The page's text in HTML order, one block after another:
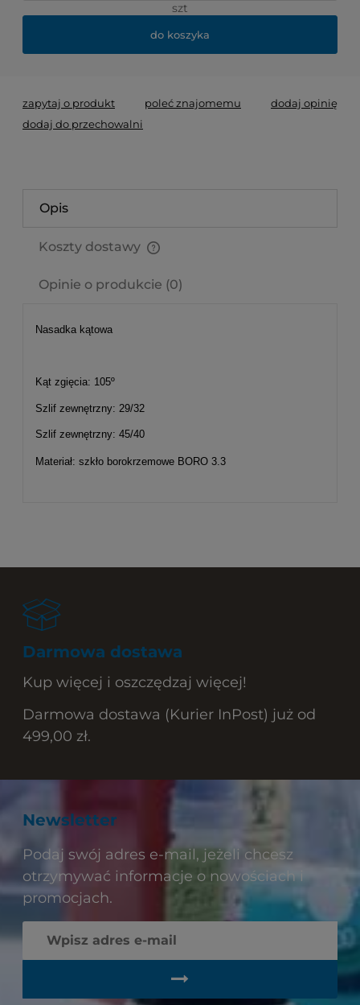
szt
do koszyka
zapytaj o produkt poleć znajomemu
dodaj opinię
dodaj do przechowalni
Opis
Koszty dostawy
Opinie o produkcie (0)
Nasadka kątowa
Kąt zgięcia: 105º
Szlif zewnętrzny: 29/32
Szlif zewnętrzny: 45/40
Materiał: szkło borokrzemowe BORO 3.3
Darmowa dostawa
Kup więcej i oszczędzaj więcej!
Darmowa dostawa (Kurier InPost) już od
499,00 zł.
Newsletter
Podaj swój adres e-mail, jeżeli chcesz
otrzymywać informacje o nowościach i
promocjach.